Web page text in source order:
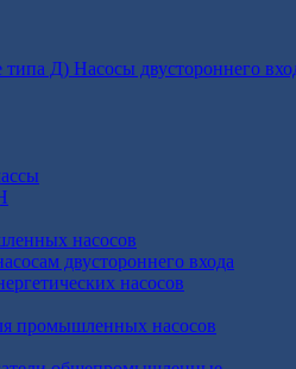
Насосы двустороннего
насосов
двустороннего входа
насосов
промышленных насосов